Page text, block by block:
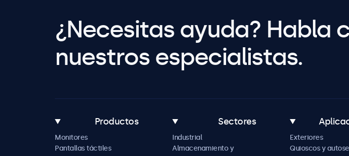
¿Necesitas ayuda? Habla
nuestros especialistas.
Productos
Monitores
Pantallas táctiles
Sectores
Industrial
Almacenamiento y
Exteriores
Quioscos y